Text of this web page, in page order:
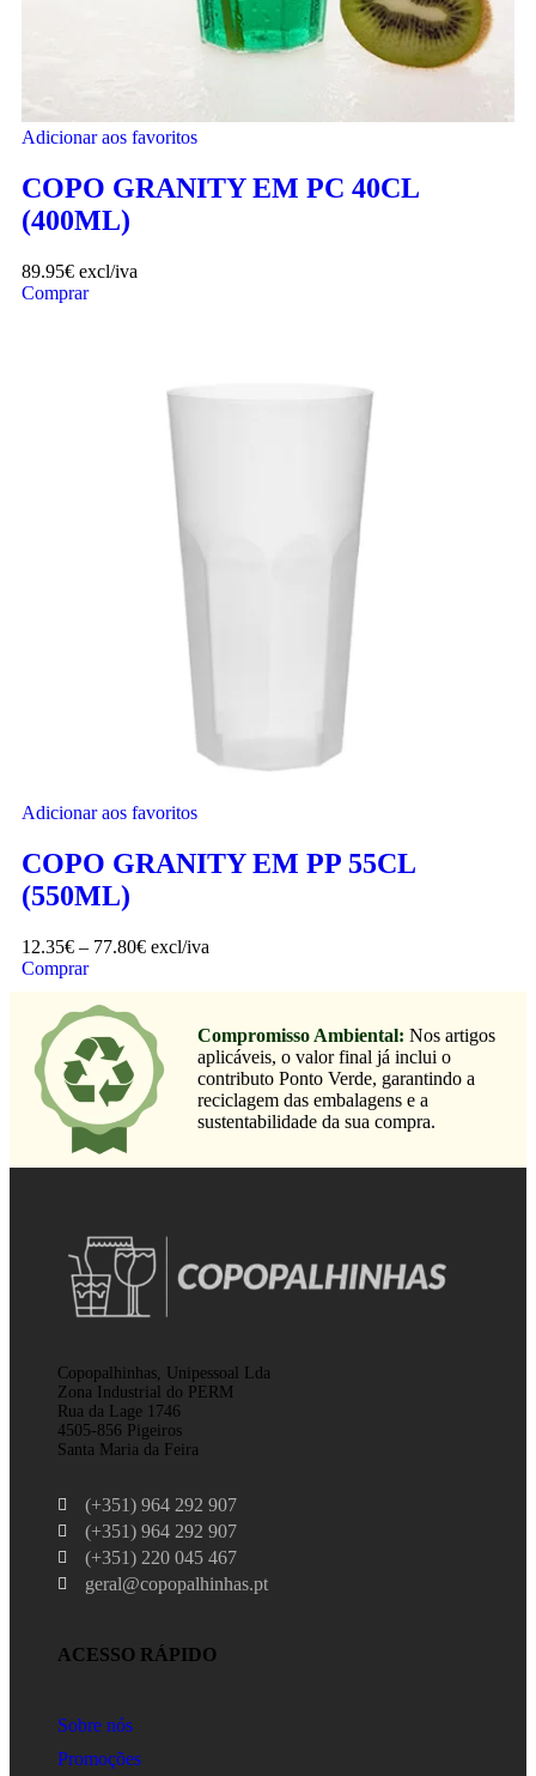
Adicionar aos favoritos
COPO GRANITY EM PC 40CL
(400ML)
89.95€ excl/iva
Comprar
Adicionar aos favoritos
COPO GRANITY EM PP 55CL
(550ML)
12.35€ – 77.80€ excl/iva
Comprar
Compromisso Ambiental: Nos artigos
aplicáveis, o valor final já inclui o
contributo Ponto Verde, garantindo a
reciclagem das embalagens e a
sustentabilidade da sua compra.
Copopalhinhas, Unipessoal Lda
Zona Industrial do PERM
Rua da Lage 1746
4505-856 Pigeiros
Santa Maria da Feira
(+351) 964 292 907
(+351) 964 292 907
(+351) 220 045 467
geral@copopalhinhas.pt
ACESSO RÁPIDO
Sobre nós
Promoções